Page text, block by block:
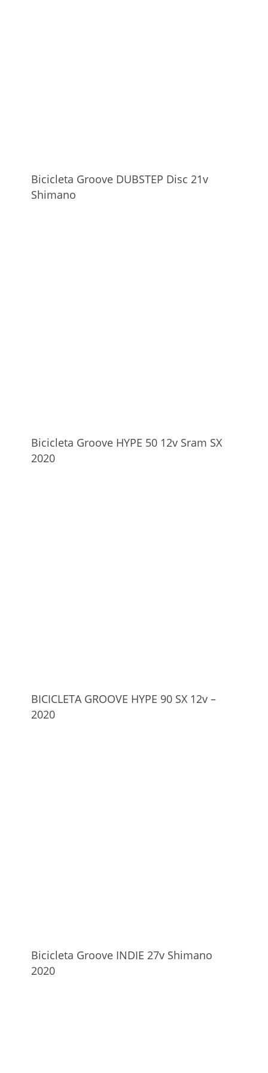
Bicicleta Groove DUBSTEP Disc 21v
Shimano
Bicicleta Groove HYPE 50 12v Sram SX
2020
BICICLETA GROOVE HYPE 90 SX 12v –
2020
Bicicleta Groove INDIE 27v Shimano
2020